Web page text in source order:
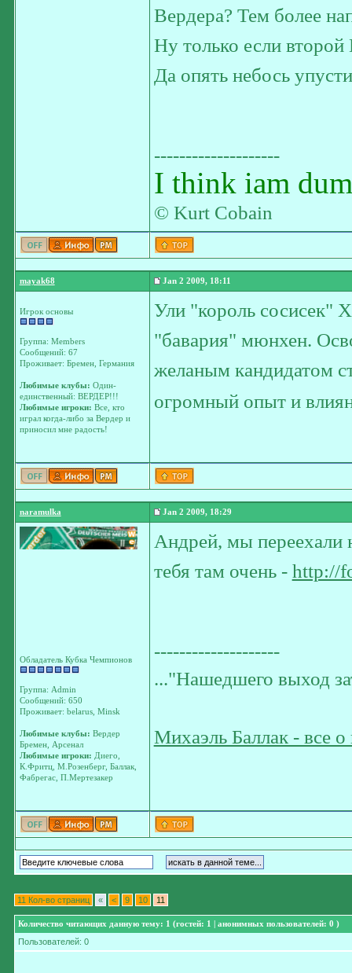
Вердера? Тем более
Ну только если
Да опять небось
--------------------
I think iam
© Kurt Cobain
mayak68 Jan 2 2009, 18:11
Игрок основы
Группа: Members
Сообщений: 67
Проживает: Бремен, Германия
Любимые клубы: Один-
единственный: ВЕРДЕР!!!
Любимые игроки: Все, кто
играл когда-либо за Вердер и
приносил мне радость!
Ули "король сосисек"
"бавария" мюнхен.
желаным кандидатом
огромный опыт и
naramulka Jan 2 2009, 18:29
Обладатель Кубка Чемпионов
Группа: Admin
Сообщений: 650
Проживает: belarus, Minsk
Любимые клубы: Вердер
Бремен, Арсенал
Любимые игроки: Диего,
К.Фритц, М.Розенберг, Баллак,
Фабрегас, П.Мертезакер
Андрей, мы переехали
тебя там очень - http://
--------------------
..."Нашедшего выход
Михаэль Баллак - все о
11 Кол-во страниц « < 9 10 11
Количество читающих данную тему: 1 (гостей: 1 | анонимных пользователей: 0 )
Пользователей: 0